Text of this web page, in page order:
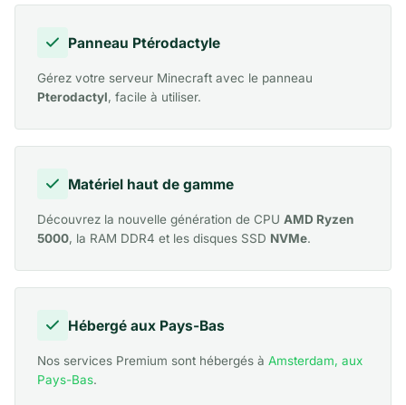
Panneau Ptérodactyle
Gérez votre serveur Minecraft avec le panneau
Pterodactyl, facile à utiliser.
Matériel haut de gamme
Découvrez la nouvelle génération de CPU AMD Ryzen
5000, la RAM DDR4 et les disques SSD NVMe.
Hébergé aux Pays-Bas
Nos services Premium sont hébergés à Amsterdam, aux
Pays-Bas.